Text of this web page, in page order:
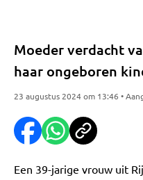
Moeder verdacht
haar ongeboren
23 augustus 2024 om 13:46 •
Een 39-jarige vrouw uit